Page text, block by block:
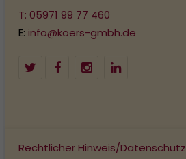
T: 05971 99 77 460
E: info@koers-gmbh.de
Rechtlicher Hinweis/Datenschutz